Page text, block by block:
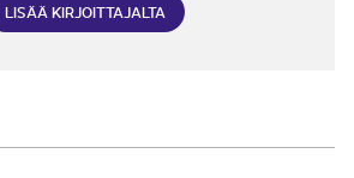
LISÄÄ KIRJOITTAJALTA